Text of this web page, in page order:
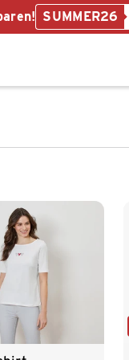
SUMMER26